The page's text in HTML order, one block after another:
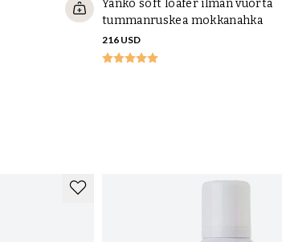
Yanko soft loafer ilman vuorta
tummanruskea mokkanahka
216 USD